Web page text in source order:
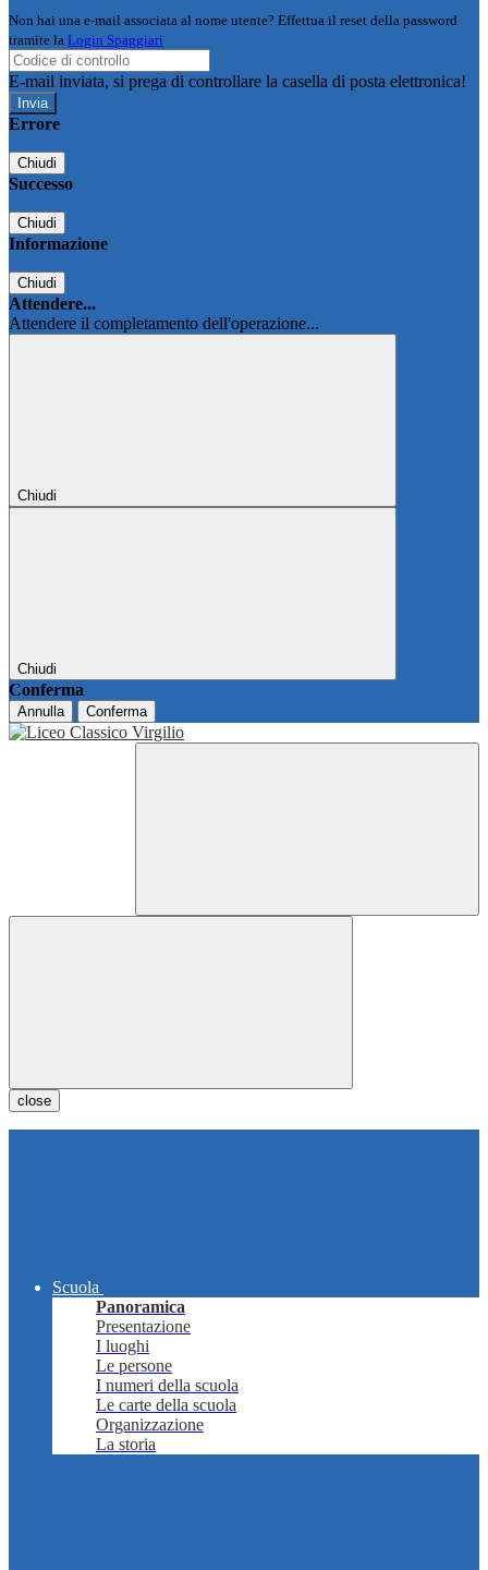
Non hai una e-mail associata al nome utente? Effettua il reset della password
tramite la Login Spaggiari
E-mail inviata, si prega di controllare la casella di posta elettronica!
Errore
Chiudi
Successo
Chiudi
Informazione
Chiudi
Attendere...
Attendere il completamento dell'operazione...
Chiudi
Chiudi
Conferma
Annulla Conferma
close
Scuola
Panoramica
Presentazione
I luoghi
Le persone
I numeri della scuola
Le carte della scuola
Organizzazione
La storia